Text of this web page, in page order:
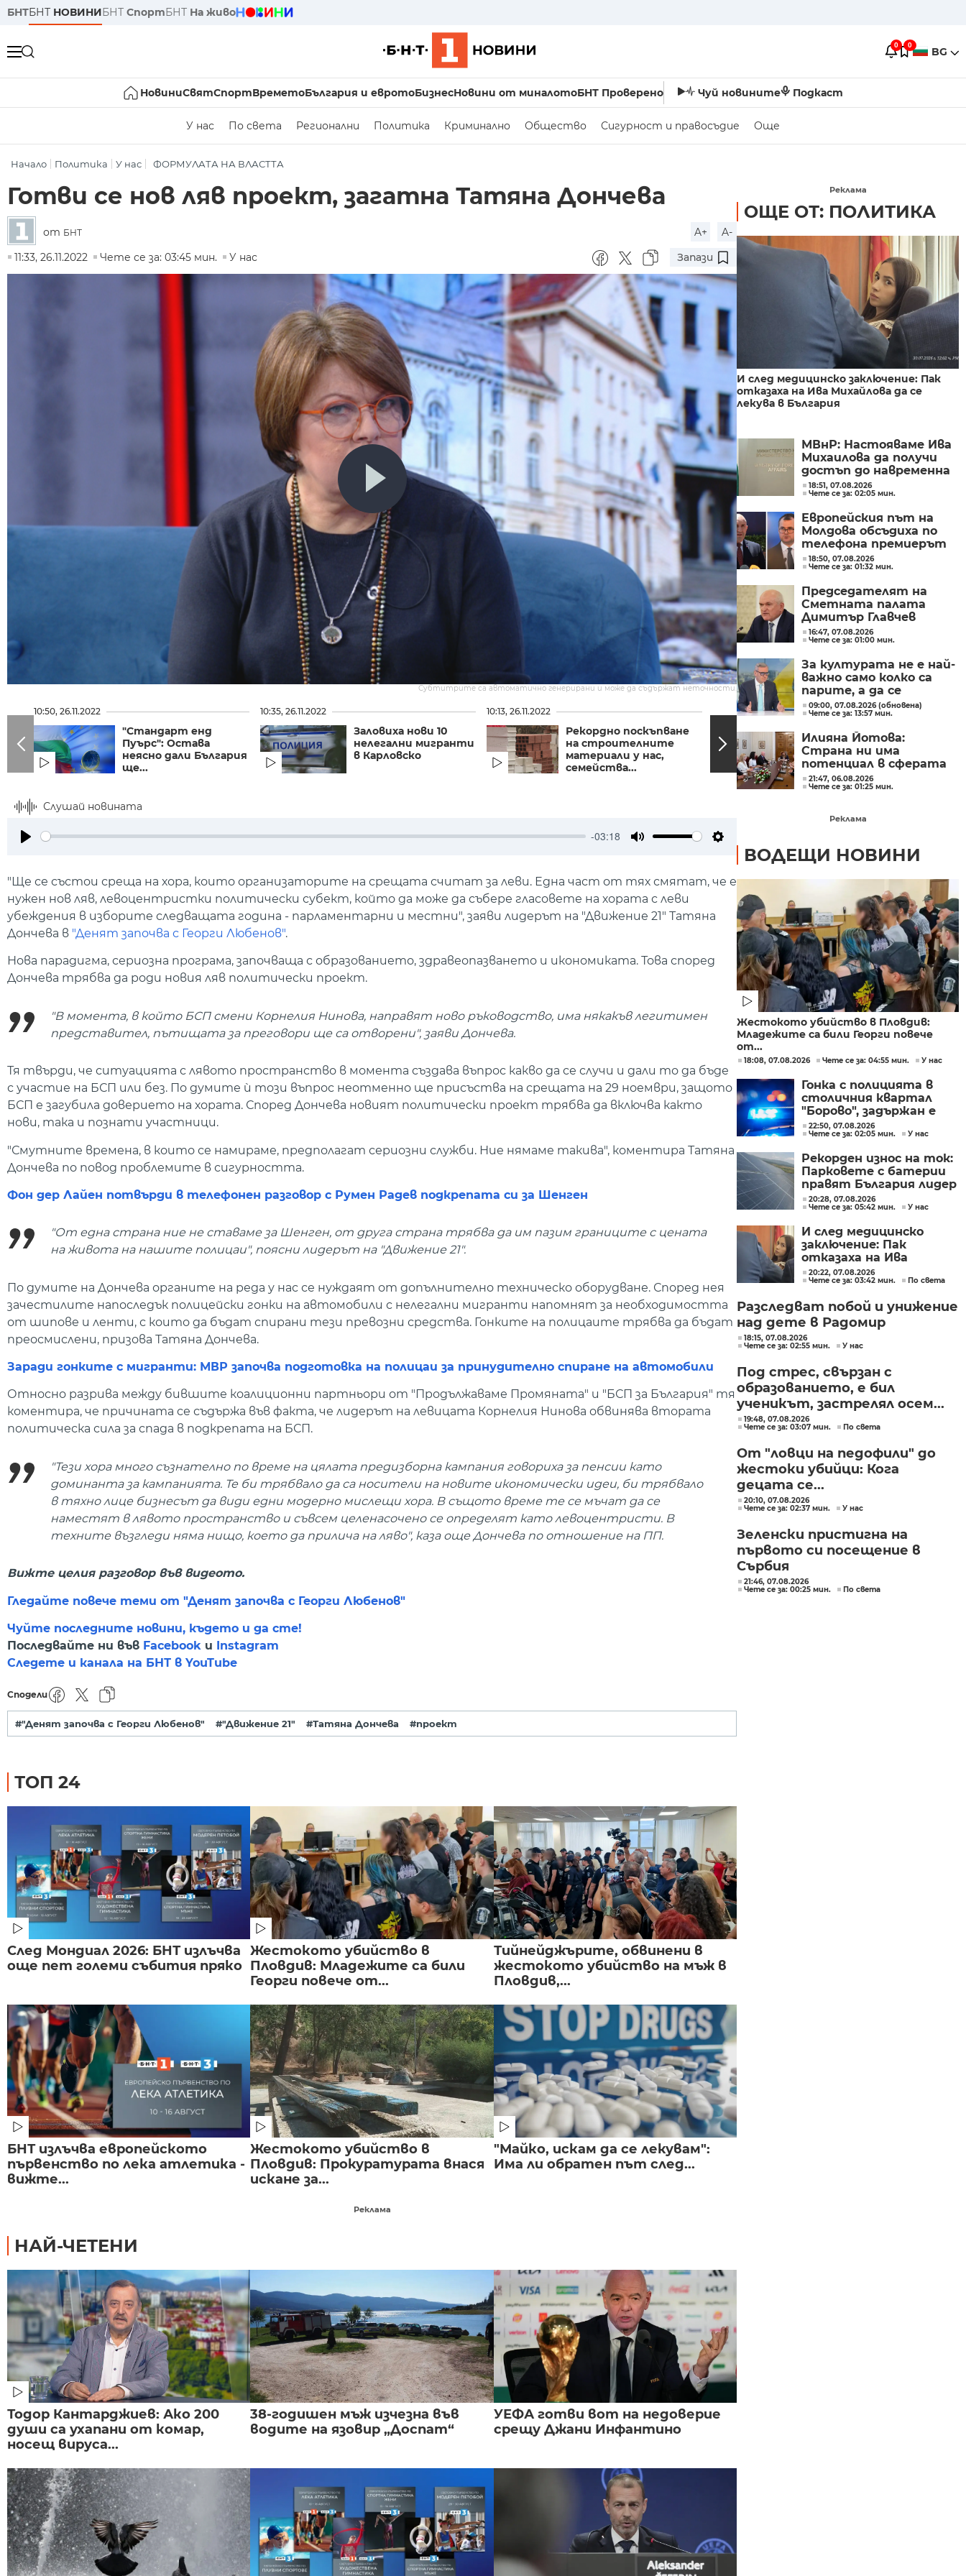
БНТБНТ НОВИНИБНТ СпортБНТ На живо
0 0 BG
НовиниСвятСпортВреметоБългария и евротоБизнесНовини от миналотоБНТ Проверено Чуй новините Подкаст
У нас По света Регионални Политика Криминално Общество Сигурност и правосъдие Още
Начало Политика У нас ФОРМУЛАТА НА ВЛАСТТА
Готви се нов ляв проект, загатна Татяна Дончева
от БНТ A+
A-
11:33, 26.11.2022
Чете се за: 03:45 мин. У нас Запази
Субтитрите са автоматично генерирани и може да съдържат неточности.
10:50, 26.11.2022
"Стандарт енд
Пуърс": Остава
неясно дали България
ще...
10:35, 26.11.2022
Заловиха нови 10
нелегални мигранти
в Карловско
10:13, 26.11.2022
Рекордно поскъпване
на строителните
материали у нас,
семейства...
09:55, 26.11.2022
Стачка на
машинистите блокира
жп транспорта във
Великобритания
Слушай новината
-03:18
Settings
"Ще се състои среща на хора, които организаторите на срещата считат за леви. Една част от тях смятат, че е
нужен нов ляв, левоцентристки политически субект, който да може да събере гласовете на хората с леви
убеждения в изборите следващата година - парламентарни и местни", заяви лидерът на "Движение 21" Татяна
Дончева в "Денят започва с Георги Любенов".
Нова парадигма, сериозна програма, започваща с образованието, здравеопазването и икономиката. Това според
Дончева трябва да роди новия ляв политически проект.
"В момента, в който БСП смени Корнелия Нинова, направят ново ръководство, има някакъв легитимен
представител, пътищата за преговори ще са отворени", заяви Дончева.
Тя твърди, че ситуацията с лявото пространство в момента създава въпрос какво да се случи и дали то да бъде
с участие на БСП или без. По думите ѝ този въпрос неотменно ще присъства на срещата на 29 ноември, защото
БСП е загубила доверието на хората. Според Дончева новият политически проект трябва да включва както
нови, така и познати участници.
"Смутните времена, в които се намираме, предполагат сериозни служби. Ние нямаме такива", коментира Татяна
Дончева по повод проблемите в сигурността.
Фон дер Лайен потвърди в телефонен разговор с Румен Радев подкрепата си за Шенген
"От една страна ние не ставаме за Шенген, от друга страна трябва да им пазим границите с цената
на живота на нашите полицаи", поясни лидерът на "Движение 21".
По думите на Дончева органите на реда у нас се нуждаят от допълнително техническо оборудване. Според нея
зачестилите напоследък полицейски гонки на автомобили с нелегални мигранти напомнят за необходимостта
от шипове и ленти, с които да бъдат спирани тези превозни средства. Гонките на полицаите трябва да бъдат
преосмислени, призова Татяна Дончева.
Заради гонките с мигранти: МВР започва подготовка на полицаи за принудително спиране на автомобили
Относно разрива между бившите коалиционни партньори от "Продължаваме Промяната" и "БСП за България" тя
коментира, че причината се съдържа във факта, че лидерът на левицата Корнелия Нинова обвинява втората
политическа сила за спада в подкрепата на БСП.
"Тези хора много съзнателно по време на цялата предизборна кампания говориха за пенсии като
доминанта за кампанията. Те би трябвало да са носители на новите икономически идеи, би трябвало
в тяхно лице бизнесът да види едни модерно мислещи хора. В същото време те се мъчат да се
наместят в лявото пространство и съвсем целенасочено се определят като левоцентристи. В
техните възгледи няма нищо, което да прилича на ляво", каза още Дончева по отношение на ПП.
Вижте целия разговор във видеото.
Гледайте повече теми от "Денят започва с Георги Любенов"
Чуйте последните новини, където и да сте!
Последвайте ни във Facebook и Instagram
Следете и канала на БНТ в YouTube
Сподели
#"Денят започва с Георги Любенов" #"Движение 21" #Татяна Дончева #проект
ТОП 24
След Мондиал 2026: БНТ излъчва
още пет големи събития пряко
Жестокото убийство в
Пловдив: Младежите са били
Георги повече от...
Тийнейджърите, обвинени в
жестокото убийство на мъж в
Пловдив,...
БНТ излъчва европейското
първенство по лека атлетика -
вижте...
Жестокото убийство в
Пловдив: Прокуратурата внася
искане за...
"Майко, искам да се лекувам":
Има ли обратен път след...
Реклама
НАЙ-ЧЕТЕНИ
Тодор Кантарджиев: Ако 200
души са ухапани от комар,
носещ вируса...
38-годишен мъж изчезна във
водите на язовир „Доспат“
УЕФА готви вот на недоверие
срещу Джани Инфантино
Реклама
ОЩЕ ОТ: ПОЛИТИКА
И след медицинско заключение: Пак
отказаха на Ива Михайлова да се
лекува в България
МВнР: Настояваме Ива
Михаилова да получи
достъп до навременна
и адекватна
медицинска грижа
18:51, 07.08.2026
Чете се за: 02:05 мин.
Европейския път на
Молдова обсъдиха по
телефона премиерът
Радев и молдовският
му колега Тофан
18:50, 07.08.2026
Чете се за: 01:32 мин.
Председателят на
Сметната палата
Димитър Главчев
проверява служебния
премиер Димитър
16:47, 07.08.2026
Чете се за: 01:00 мин.
За културата не е най-
важно само колко са
парите, а да се
изплащат навреме,
заяви министър Евтим
Милошев
09:00, 07.08.2026 (обновена)
Чете се за: 13:57 мин.
Илияна Йотова:
Страна ни има
потенциал в сферата
на изкуствения
интелект и бизнесът
перспективи
21:47, 06.08.2026
Чете се за: 01:25 мин.
Реклама
ВОДЕЩИ НОВИНИ
Жестокото убийство в Пловдив:
Младежите са били Георги повече
от...
18:08, 07.08.2026 Чете се за: 04:55 мин. У нас
Гонка с полицията в
столичния квартал
"Борово", задържан е
мъж, у когото са
намерени 460 000 евро
22:50, 07.08.2026
Чете се за: 02:05 мин.
У нас
Рекорден износ на ток:
Парковете с батерии
правят България лидер
на пазара
20:28, 07.08.2026
Чете се за: 05:42 мин.
У нас
И след медицинско
заключение: Пак
отказаха на Ива
Михайлова да се лекува
в България
20:22, 07.08.2026
Чете се за: 03:42 мин.
По света
Разследват побой и унижение
над дете в Радомир
18:15, 07.08.2026
Чете се за: 02:55 мин.
У нас
Под стрес, свързан с
образованието, е бил
ученикът, застрелял осем...
19:48, 07.08.2026
Чете се за: 03:07 мин.
По света
От "ловци на педофили" до
жестоки убийци: Кога
децата се...
20:10, 07.08.2026
Чете се за: 02:37 мин.
У нас
Зеленски пристигна на
първото си посещение в
Сърбия
21:46, 07.08.2026
Чете се за: 00:25 мин.
По света